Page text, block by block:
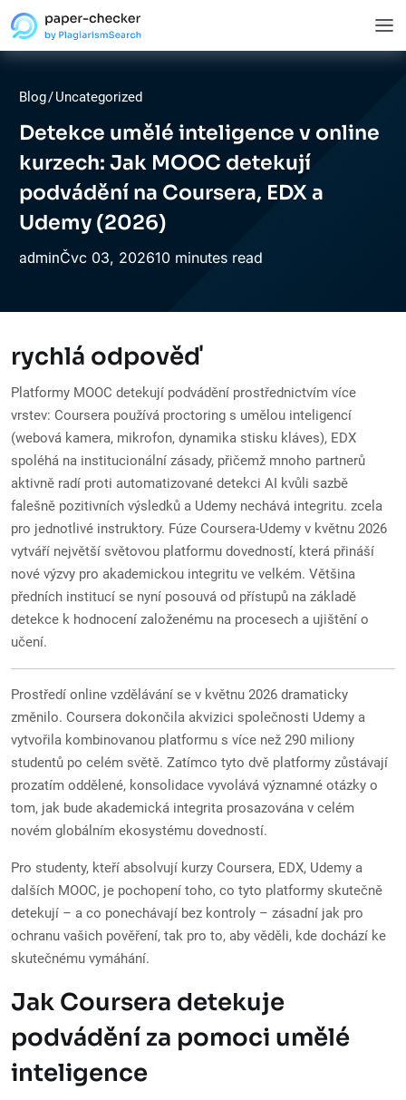
Blog/Uncategorized
Detekce umělé inteligence v online
kurzech: Jak MOOC detekují
podvádění na Coursera, EDX a
Udemy (2026)
adminČvc 03, 202610 minutes read
rychlá odpověď
Platformy MOOC detekují podvádění prostřednictvím více
vrstev: Coursera používá proctoring s umělou inteligencí
(webová kamera, mikrofon, dynamika stisku kláves), EDX
spoléhá na institucionální zásady, přičemž mnoho partnerů
aktivně radí proti automatizované detekci AI kvůli sazbě
falešně pozitivních výsledků a Udemy nechává integritu. zcela
pro jednotlivé instruktory. Fúze Coursera-Udemy v květnu 2026
vytváří největší světovou platformu dovedností, která přináší
nové výzvy pro akademickou integritu ve velkém. Většina
předních institucí se nyní posouvá od přístupů na základě
detekce k hodnocení založenému na procesech a ujištění o
učení.
Prostředí online vzdělávání se v květnu 2026 dramaticky
změnilo. Coursera dokončila akvizici společnosti Udemy a
vytvořila kombinovanou platformu s více než 290 miliony
studentů po celém světě. Zatímco tyto dvě platformy zůstávají
prozatím oddělené, konsolidace vyvolává významné otázky o
tom, jak bude akademická integrita prosazována v celém
novém globálním ekosystému dovedností.
Pro studenty, kteří absolvují kurzy Coursera, EDX, Udemy a
dalších MOOC, je pochopení toho, co tyto platformy skutečně
detekují – a co ponechávají bez kontroly – zásadní jak pro
ochranu vašich pověření, tak pro to, aby věděli, kde dochází ke
skutečnému vymáhání.
Jak Coursera detekuje
podvádění za pomoci umělé
inteligence